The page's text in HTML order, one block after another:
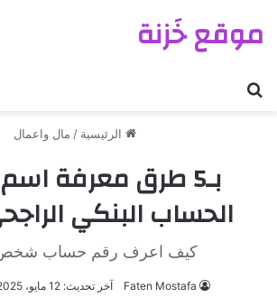
موقع خَزنة
الرئيسية / مال واعمال
بـ5 طرق معرفة
الحساب البنكي الراجحي
كيف اعرف رقم حساب شخص
Faten Mostafa آخر تحديث: 12 مايو، 2025